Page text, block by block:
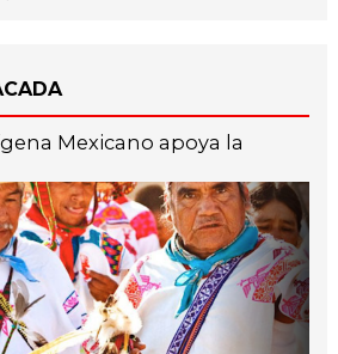
Mexicano apoya la